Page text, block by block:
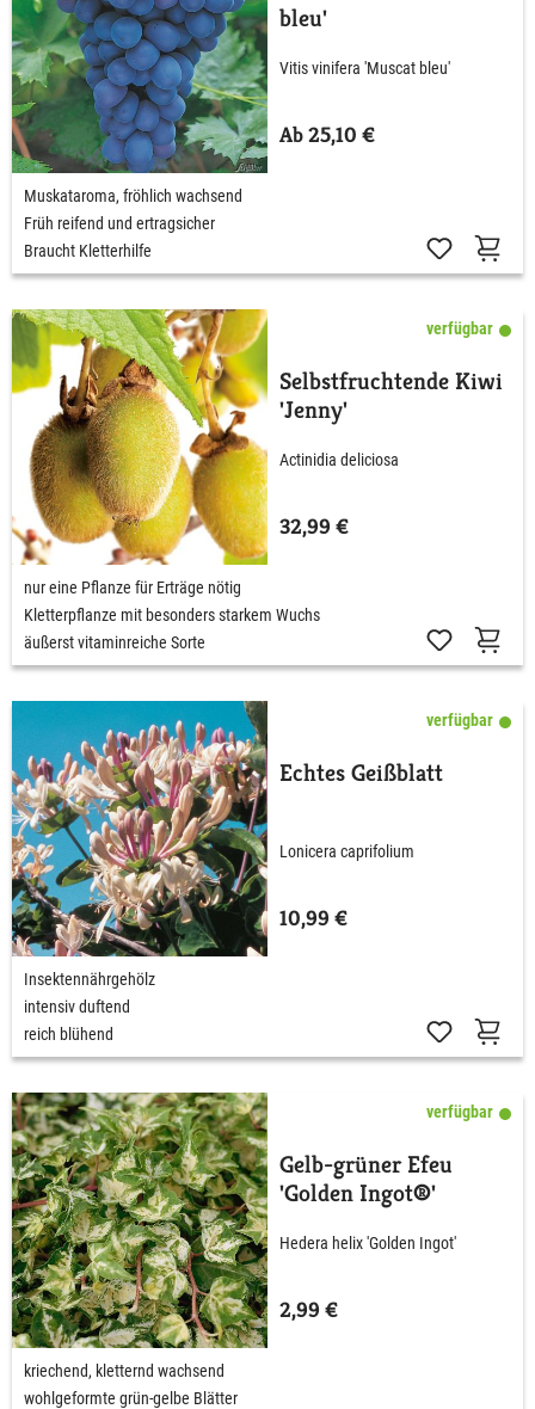
bleu'
Vitis vinifera 'Muscat bleu'
Ab 25,10 €
Muskataroma, fröhlich wachsend
Früh reifend und ertragsicher
Braucht Kletterhilfe
verfügbar
Selbstfruchtende Kiwi
'Jenny'
Actinidia deliciosa
32,99 €
nur eine Pflanze für Erträge nötig
Kletterpflanze mit besonders starkem Wuchs
äußerst vitaminreiche Sorte
verfügbar
Echtes Geißblatt
Lonicera caprifolium
10,99 €
Insektennährgehölz
intensiv duftend
reich blühend
verfügbar
Gelb-grüner Efeu
'Golden Ingot®'
Hedera helix 'Golden Ingot'
2,99 €
kriechend, kletternd wachsend
wohlgeformte grün-gelbe Blätter